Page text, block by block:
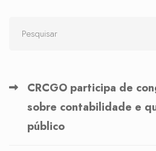
CRCGO participa de
sobre contabilidade e
público